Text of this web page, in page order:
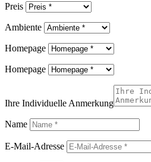
Preis
Ambiente
Homepage
Homepage
Ihre Individuelle Anmerkung
Name
E-Mail-Adresse